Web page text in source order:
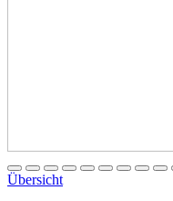
Übersicht